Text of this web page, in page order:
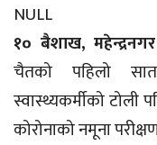
NULL
१० बैशाख,
चैतको पहिलो
स्वास्थ्यकर्मीको टोली
कोरोनाको नमूना